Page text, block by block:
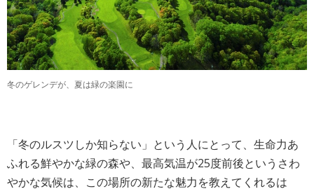
冬のゲレンデが、夏は緑の楽園に
「冬のルスツしか知らない」という人にとって、生命力あ
ふれる鮮やかな緑の森や、最高気温が25度前後というさわ
やかな気候は、この場所の新たな魅力を教えてくれるは